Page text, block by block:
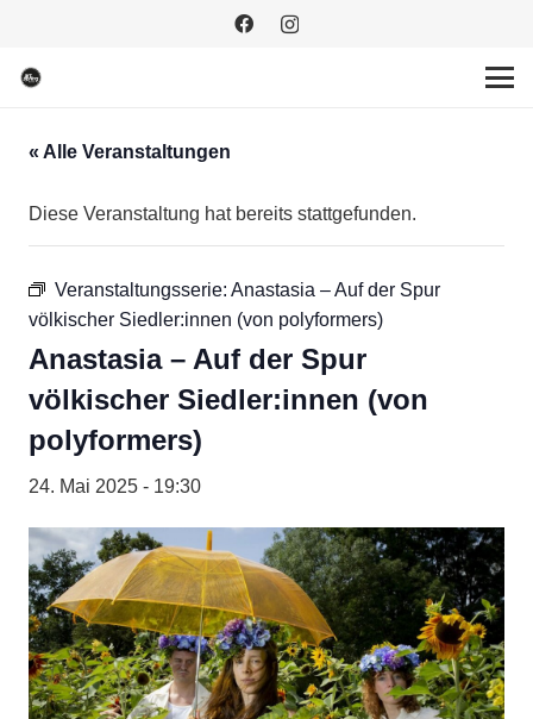
« Alle Veranstaltungen
Diese Veranstaltung hat bereits stattgefunden.
Veranstaltungsserie: Anastasia – Auf der Spur
völkischer Siedler:innen (von polyformers)
Anastasia – Auf der Spur
völkischer Siedler:innen (von
polyformers)
24. Mai 2025 - 19:30